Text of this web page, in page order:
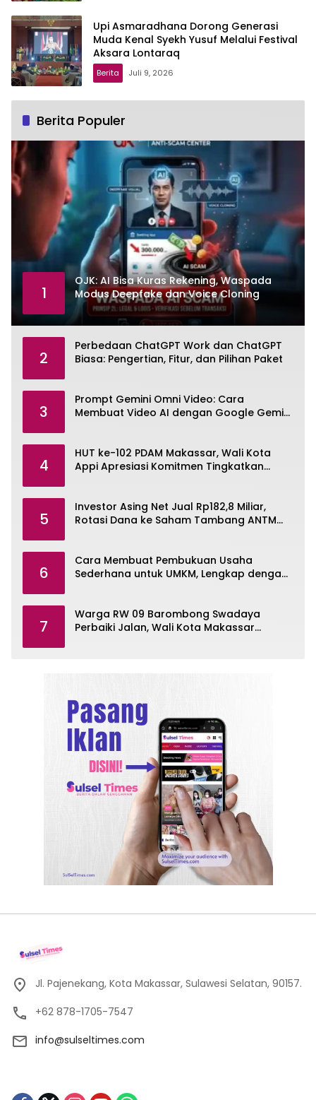
Upi Asmaradhana Dorong Generasi
Muda Kenal Syekh Yusuf Melalui Festival
Aksara Lontaraq
Berita Juli 9, 2026
Berita Populer
1
OJK: AI Bisa Kuras Rekening, Waspada
Modus Deepfake dan Voice Cloning
2
Perbedaan ChatGPT Work dan ChatGPT
Biasa: Pengertian, Fitur, dan Pilihan Paket
3
Prompt Gemini Omni Video: Cara
Membuat Video AI dengan Google Gemini
4
HUT ke-102 PDAM Makassar, Wali Kota
Appi Apresiasi Komitmen Tingkatkan
5
Investor Asing Net Jual Rp182,8 Miliar,
Rotasi Dana ke Saham Tambang ANTM
6
Cara Membuat Pembukuan Usaha
Sederhana untuk UMKM, Lengkap dengan
7
Warga RW 09 Barombong Swadaya
Perbaiki Jalan, Wali Kota Makassar
Jl. Pajenekang, Kota Makassar, Sulawesi Selatan, 90157.
+62 878-1705-7547
info@sulseltimes.com